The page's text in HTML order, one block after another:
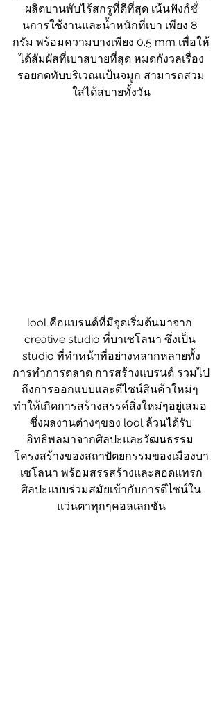
ผลิตบานพับไร้สกรูที่ดีที่สุด เน้นฟังก์ชั่
นการใช้งานและน้ำหนักที่เบา เพียง 8
กรัม พร้อมความบางเพียง 0.5 mm เพื่อให้
ได้สัมผัสที่เบาสบายที่สุด หมดกังวลเรื่อง
รอยกดทับบริเวณแป้นจมูก สามารถสวม
ใส่ได้สบายทั้งวัน
lool คือแบรนด์ที่มีจุดเริ่มต้นมาจาก
creative studio ที่บาเซโลนา ซึ่งเป็น
studio ที่ทำหน้าที่อย่างหลากหลายทั้ง
การทำการตลาด การสร้างแบรนด์ รวมไป
ถึงการออกแบบและดีไซน์สินค้าใหม่ๆ
ทำให้เกิดการสร้างสรรค์สิ่งใหม่ๆอยู่เสมอ
ซึ่งผลงานต่างๆของ lool ล้วนได้รับ
อิทธิพลมาจากศิลปะและวัฒนธรรม
โครงสร้างของสถาปัตยกรรมของเมืองบา
เซโลนา พร้อมสรรสร้างและสอดแทรก
ศิลปะแบบร่วมสมัยเข้ากับการดีไซน์ใน
แว่นตาทุกๆคอลเลกชัน